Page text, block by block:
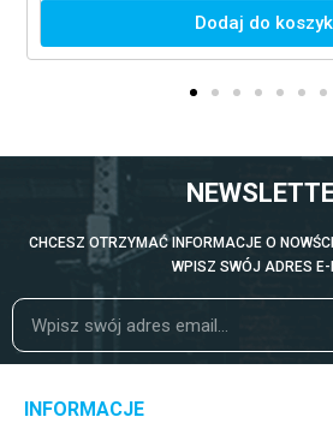
Dodaj do
CHCESZ OTRZYMAĆ INFORMACJE O
WPISZ SWÓJ ADRES
INFORMACJE